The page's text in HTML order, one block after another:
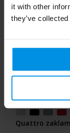
it with other
they’ve
Quattro